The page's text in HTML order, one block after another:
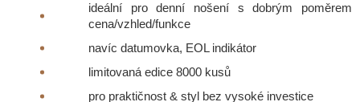
ideální pro denní nošení s dobrým poměrem
cena/vzhled/funkce
navíc datumovka, EOL indikátor
limitovaná edice 8000 kusů
pro praktičnost & styl bez vysoké investice